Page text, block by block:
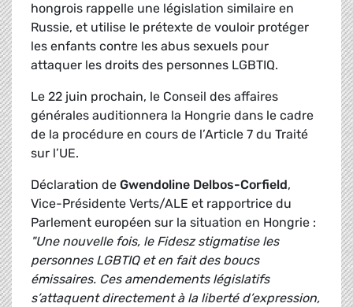
hongrois rappelle une législation similaire en
Russie, et utilise le prétexte de vouloir protéger
les enfants contre les abus sexuels pour
attaquer les droits des personnes LGBTIQ.
Le 22 juin prochain, le Conseil des affaires
générales auditionnera la Hongrie dans le cadre
de la procédure en cours de l’Article 7 du Traité
sur l’UE.
Déclaration de Gwendoline Delbos-Corfield,
Vice-Présidente Verts/ALE et rapportrice du
Parlement européen sur la situation en Hongrie :
"Une nouvelle fois, le Fidesz stigmatise les
personnes LGBTIQ et en fait des boucs
émissaires. Ces amendements législatifs
s’attaquent directement à la liberté d’expression,